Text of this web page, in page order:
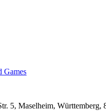
Games
5, Maselheim, Württemberg,